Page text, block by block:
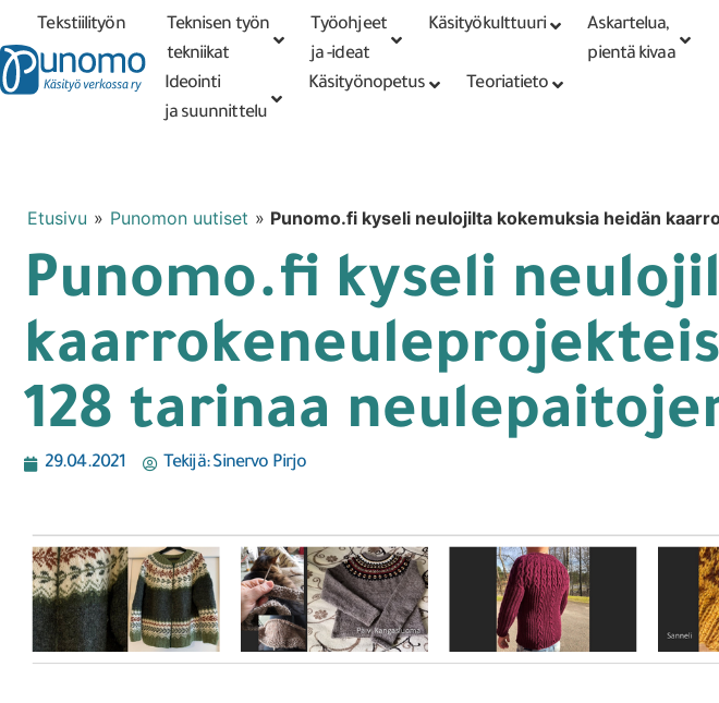
Tarkennettu PunomoputiikkiKirjaudu tai
rekisteröidy
Tekstiilityön
tekniikat
Teknisen työn
tekniikat
Työohjeet
ja -ideat
Käsityökulttuuri
Askartelua,
pientä kivaa
Ideointi
ja suunnittelu
Käsityönopetus Teoriatieto
Etusivu » Punomon uutiset » Punomo.fi kyseli neulojilta kokemuksia heidän
Punomo.fi kyseli
128 tarinaa
29.04.2021 Tekijä:Sinervo Pirjo